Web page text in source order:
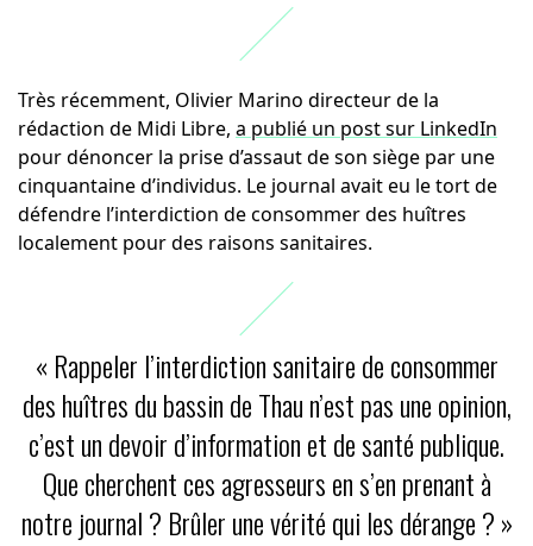
Très récemment, Olivier Marino directeur de la
rédaction de Midi Libre, a publié un post sur LinkedIn
pour dénoncer la prise d’assaut de son siège par une
cinquantaine d’individus. Le journal avait eu le tort de
défendre l’interdiction de consommer des huîtres
localement pour des raisons sanitaires.
« Rappeler l’interdiction sanitaire de consommer
des huîtres du bassin de Thau n’est pas une opinion,
c’est un devoir d’information et de santé publique.
Que cherchent ces agresseurs en s’en prenant à
notre journal ? Brûler une vérité qui les dérange ? »